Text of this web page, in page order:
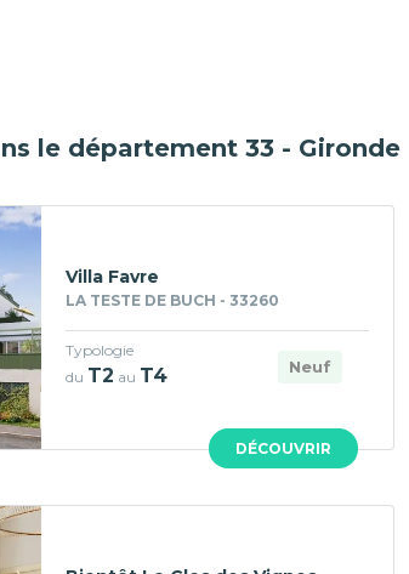
le département 33 - Gironde
DÉCOUVRIR
Villa Favre
LA TESTE DE BUCH - 33260
Neuf
Typologie
du T2 au T4